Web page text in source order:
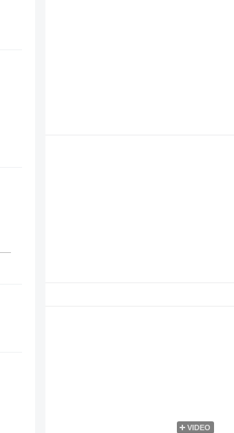
VIDEO